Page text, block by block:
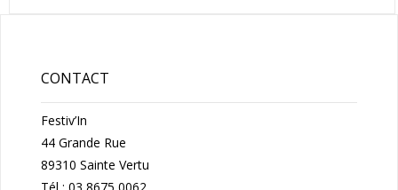
CONTACT
Festiv’In
44 Grande Rue
89310 Sainte Vertu
Tél : 03 8675 0062